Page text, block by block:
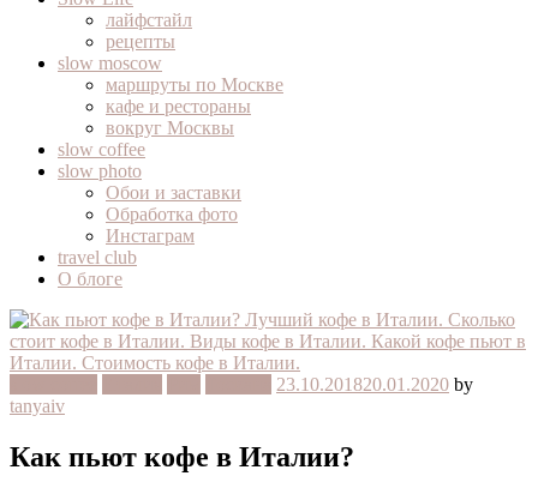
лайфстайл
рецепты
slow moscow
маршруты по Москве
кафе и рестораны
вокруг Москвы
slow coffee
slow photo
Обои и заставки
Обработка фото
Инстаграм
travel club
О блоге
23.10.201820.01.2020 by
tanyaiv
Как пьют кофе в Италии?